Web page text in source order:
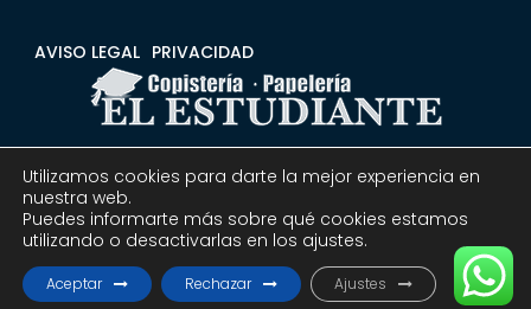
AVISO LEGAL PRIVACIDAD
CONDICIONES DEVOLUCIONES Y REEMBOLSOS
© 2020 Copistería Papelería El estudiante | Todos los
derechos reservados.
Utilizamos cookies para darte la mejor experiencia en
nuestra web.
Puedes informarte más sobre qué cookies estamos
utilizando o desactivarlas en los ajustes.
Aceptar Rechazar Ajustes